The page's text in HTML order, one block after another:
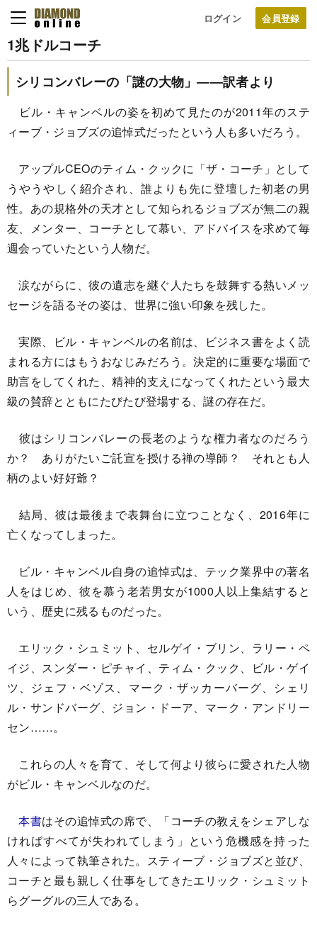
ログイン
1兆ドルコーチ
シリコンバレーの「謎の大物」――訳者より
ビル・キャンベルの姿を初めて見たのが2011年のステ
ィーブ・ジョブズの追悼式だったという人も多いだろう。
アップルCEOのティム・クックに「ザ・コーチ」として
うやうやしく紹介され、誰よりも先に登壇した初老の男
性。あの規格外の天才として知られるジョブズが無二の親
友、メンター、コーチとして慕い、アドバイスを求めて毎
週会っていたという人物だ。
涙ながらに、彼の遺志を継ぐ人たちを鼓舞する熱いメッ
セージを語るその姿は、世界に強い印象を残した。
実際、ビル・キャンベルの名前は、ビジネス書をよく読
まれる方にはもうおなじみだろう。決定的に重要な場面で
助言をしてくれた、精神的支えになってくれたという最大
級の賛辞とともにたびたび登場する、謎の存在だ。
彼はシリコンバレーの長老のような権力者なのだろう
か？ ありがたいご託宣を授ける禅の導師？ それとも人
柄のよい好好爺？
結局、彼は最後まで表舞台に立つことなく、2016年に
亡くなってしまった。
ビル・キャンベル自身の追悼式は、テック業界中の著名
人をはじめ、彼を慕う老若男女が1000人以上集結すると
いう、歴史に残るものだった。
エリック・シュミット、セルゲイ・ブリン、ラリー・ペ
イジ、スンダー・ピチャイ、ティム・クック、ビル・ゲイ
ツ、ジェフ・ベゾス、マーク・ザッカーバーグ、シェリ
ル・サンドバーグ、ジョン・ドーア、マーク・アンドリー
セン……。
これらの人々を育て、そして何より彼らに愛された人物
がビル・キャンベルなのだ。
本書はその追悼式の席で、「コーチの教えをシェアしな
ければすべてが失われてしまう」という危機感を持った
人々によって執筆された。スティーブ・ジョブズと並び、
コーチと最も親しく仕事をしてきたエリック・シュミット
らグーグルの三人である。